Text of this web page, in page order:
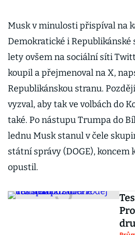
Musk v minulosti přispíval na
Demokratické i
lety ovšem na sociální síti
koupil a přejmenoval na X,
Republikánskou stranu.
vyzval, aby tak ve volbách do
také. Po nástupu Trumpa do
lednu Musk stanul v čele
státní správy (DOGE), koncem
opustil.